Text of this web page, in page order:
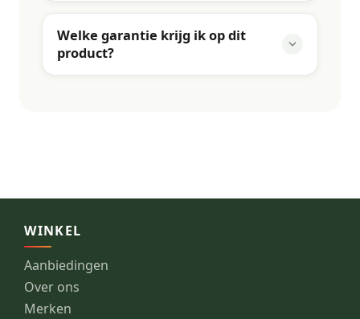
Welke garantie krijg ik op dit
product?
WINKEL
Aanbiedingen
Over ons
Merken